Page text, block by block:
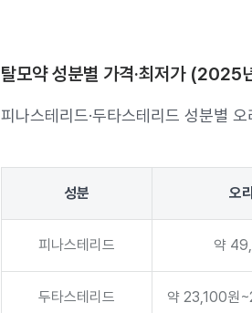
탈모약 성분별 가격·최저가 (2025
피나스테리드·두타스테리드 성분별
성분 오
피나스테리드 약
두타스테리드 약 23,100원